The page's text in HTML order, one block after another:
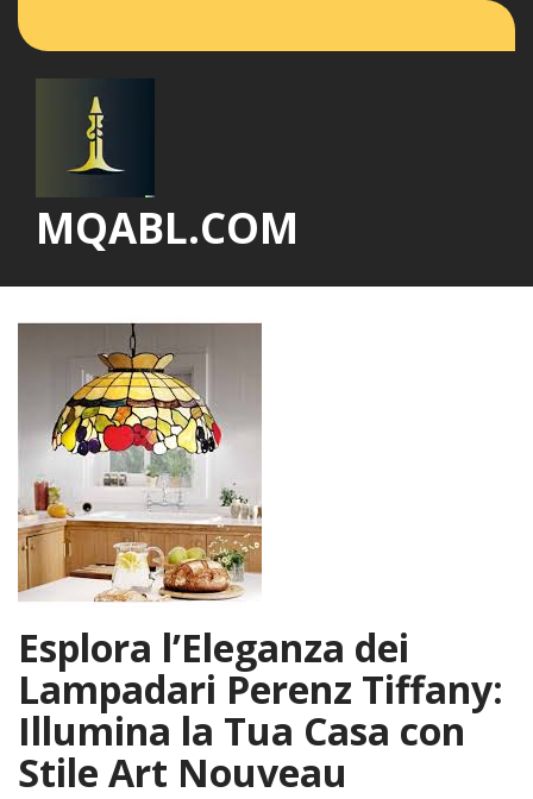
MQABL.COM
Esplora l’Eleganza dei
Lampadari Perenz Tiffany:
Illumina la Tua Casa con
Stile Art Nouveau